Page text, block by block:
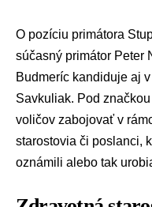
O pozíciu primátora
súčasný primátor Peter
Budmeríc kandiduje aj
Savkuliak. Pod
voličov zabojovať v
starostovia či poslanci,
oznámili alebo tak